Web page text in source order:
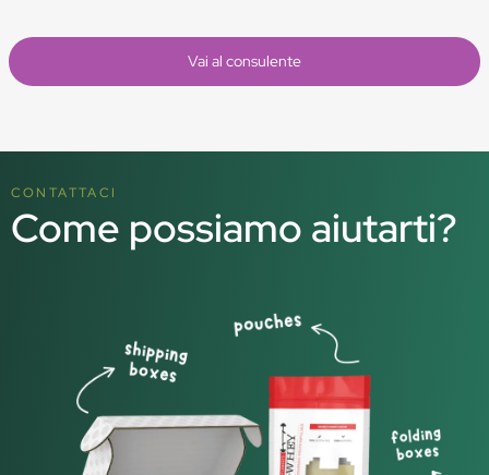
Vai al consulente
CONTATTACI
Come possiamo aiutarti?